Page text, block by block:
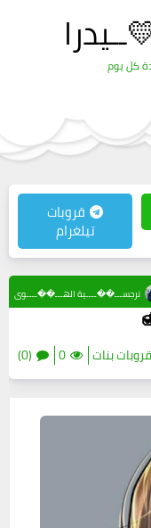
كل يوم
قروبات
تيلغرام
بنات 0
(0)
نرجســـ��ــــية الهـــ��ــــوى